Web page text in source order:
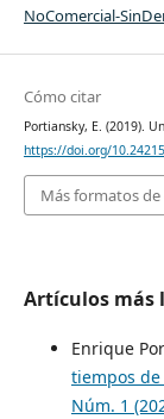
NoComercial-
Cómo citar
Portiansky, E. (2019).
https://doi.org/
Más formatos de
Artículos más
Enrique
tiempos
Núm. 1